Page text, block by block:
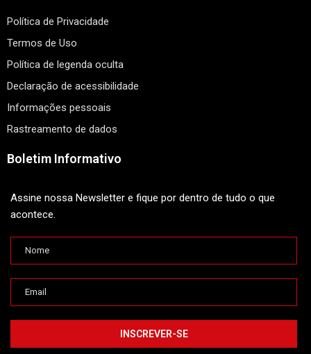
Política de Privacidade
Termos de Uso
Política de legenda oculta
Declaração de acessibilidade
Informações pessoais
Rastreamento de dados
Boletim Informativo
Assine nossa Newsletter e fique por dentro de tudo o que
acontece.